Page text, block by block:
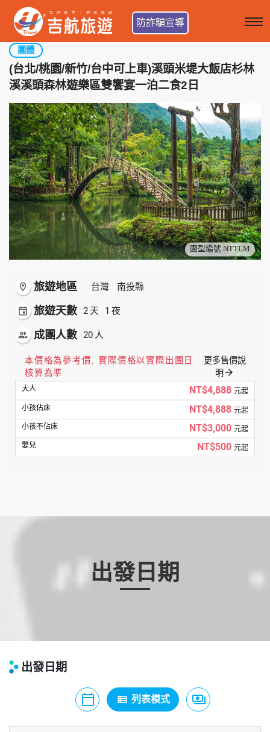
防詐騙宣導
團體
(台北/桃園/新竹/台中可上車)溪頭米堤大飯店杉林
溪溪頭森林遊樂區雙饗宴一泊二食2日
團型編號 NTTLM
room 旅遊地區 台灣 南投縣
event 旅遊天數 2 天 1 夜
people 成團人數 20 人
本價格為參考價, 實際價格以實際出團日
核算為準
更多售價說
明 arrow_forward
NT$4,888 元起
NT$4,888 元起
NT$3,000 元起
NT$500 元起
出發日期
出發日期
calendar_today
月曆模式
view_list
列表模式 payments
價格模式